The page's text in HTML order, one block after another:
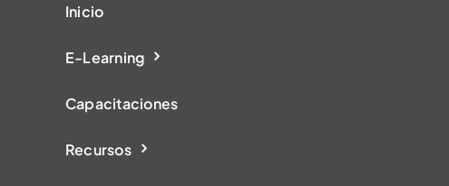
Inicio
E-Learning
Capacitaciones
Recursos